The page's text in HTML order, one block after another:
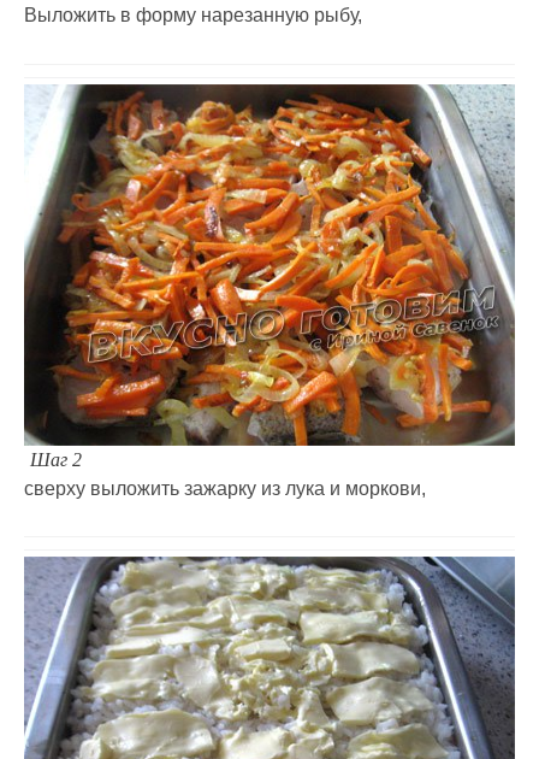
Выложить в форму нарезанную рыбу,
Шаг 2
сверху выложить зажарку из лука и моркови,